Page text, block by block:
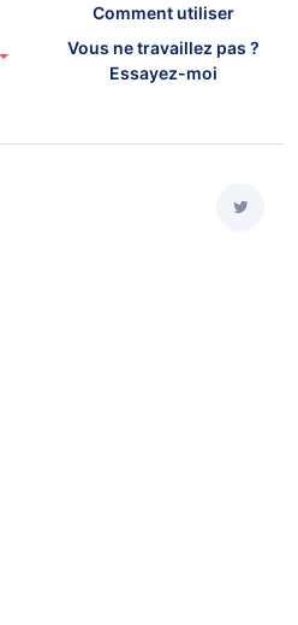
Comment utiliser
Vous ne travaillez pas ?
Essayez-moi